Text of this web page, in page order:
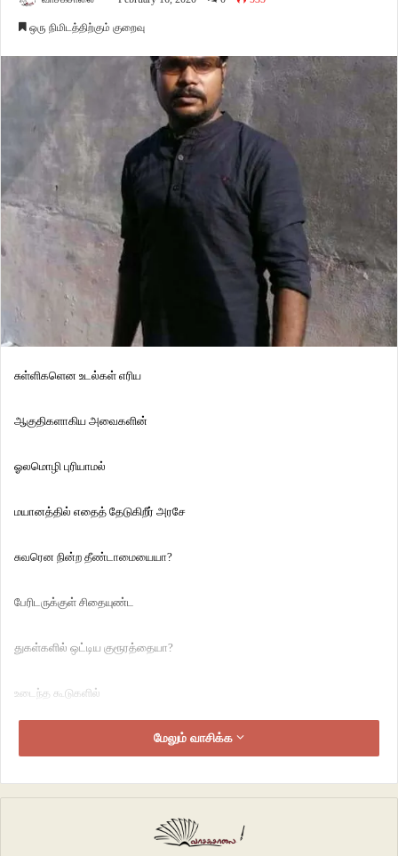
ஒரு நிமிடத்திற்கும் குறைவு
சுள்ளிகளென உடல்கள் எரிய
ஆகுதிகளாகிய அவைகளின்
ஓலமொழி புரியாமல்
மயானத்தில் எதைத் தேடுகிறீர் அரசே
சுவரென நின்ற தீண்டாமையையா?
பேரிடருக்குள் சிதையுண்ட
துகள்களில் ஒட்டிய குரூரத்தையா?
உடைந்த கூடுகளில்
வெறித்த விழிகளில்
மேலும் வாசிக்க